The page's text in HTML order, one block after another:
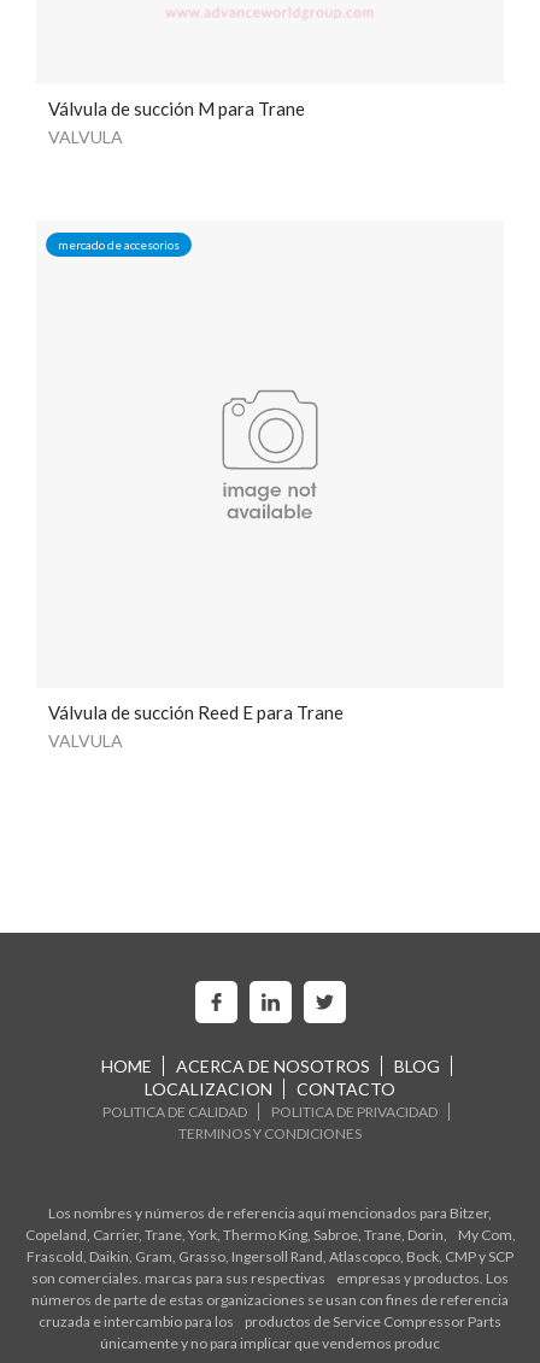
Válvula de succión M para Trane
VALVULA
mercado de accesorios
Válvula de succión Reed E para Trane
VALVULA
HOME ACERCA DE NOSOTROS
BLOG
LOCALIZACION
CONTACTO
POLITICA DE CALIDAD
POLITICA DE PRIVACIDAD
TERMINOS Y CONDICIONES
Los nombres y números de referencia aquí mencionados para Bitzer,
Copeland, Carrier, Trane, York, Thermo King, Sabroe, Trane, Dorin, My Com,
Frascold, Daikin, Gram, Grasso, Ingersoll Rand, Atlascopco, Bock, CMP y SCP
son comerciales. marcas para sus respectivas empresas y productos. Los
números de parte de estas organizaciones se usan con fines de referencia
cruzada e intercambio para los productos de Service Compressor Parts
únicamente y no para implicar que vendemos produc